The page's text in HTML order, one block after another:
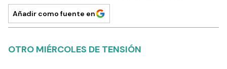
Añadir como fuente en
OTRO MIÉRCOLES DE TENSIÓN